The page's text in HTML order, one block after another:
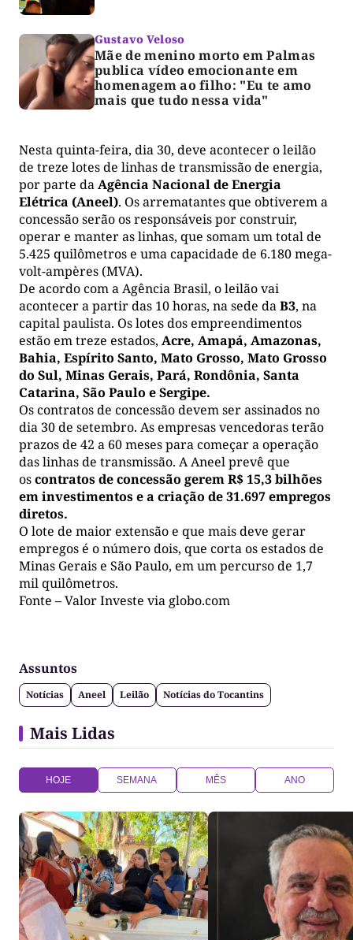
Gustavo Veloso
Mãe de menino morto em Palmas
publica vídeo emocionante em
homenagem ao filho: "Eu te amo
mais que tudo nessa vida"
Nesta quinta-feira, dia 30, deve acontecer o leilão
de treze lotes de linhas de transmissão de energia,
por parte daAgência Nacional de Energia
Elétrica (Aneel). Os arrematantes que obtiverem a
concessão serão os responsáveis por construir,
operar e manter as linhas, que somam um total de
5.425 quilômetros e uma capacidade de 6.180 mega-
volt-ampères (MVA).
De acordo com a Agência Brasil, o leilão vai
acontecer a partir das 10 horas, na sede daB3, na
capital paulista. Os lotes dos empreendimentos
estão em treze estados, Acre, Amapá, Amazonas,
Bahia, Espírito Santo, Mato Grosso, Mato Grosso
do Sul, Minas Gerais, Pará, Rondônia, Santa
Catarina, São Paulo e Sergipe.
Os contratos de concessão devem ser assinados no
dia 30 de setembro. As empresas vencedoras terão
prazos de 42 a 60 meses para começar a operação
das linhas de transmissão. A Aneel prevê que
oscontratos de concessão gerem R$ 15,3 bilhões
em investimentos e a criação de 31.697 empregos
diretos.
O lote de maior extensão e que mais deve gerar
empregos é o número dois, que corta os estados de
Minas Gerais e São Paulo, em um percurso de 1,7
mil quilômetros.
Fonte – Valor Investe via globo.com
Assuntos
Notícias Aneel Leilão Notícias do Tocantins
Mais Lidas
HOJE SEMANA MÊS ANO